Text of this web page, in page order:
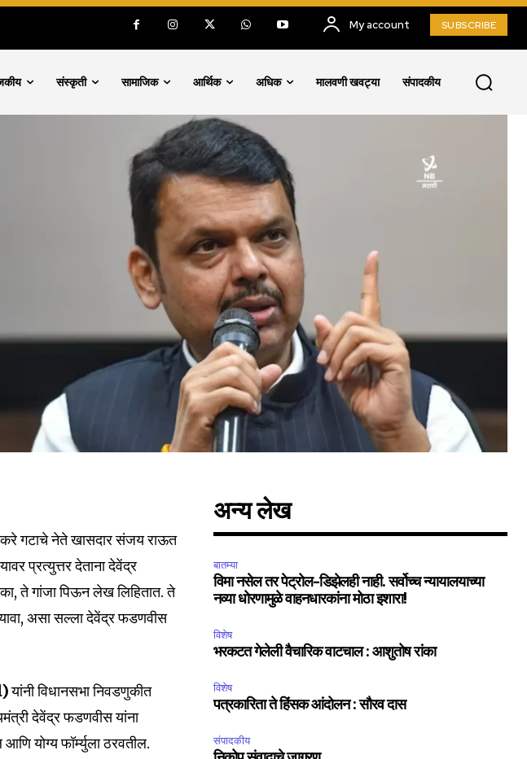
SUBSCRIBE
I've read and accept the
75
Followers
My account SUBSCRIBE
संस्कृती सामाजिक आर्थिक अधिक मालवणी खवट्या संपादकीय
गटाचे नेते खासदार संजय राऊत
प्रत्युत्तर देताना देवेंद्र
ते गांजा पिऊन लेख लिहितात. ते
असा सल्ला देवेंद्र फडणवीस
यांनी विधानसभा निवडणुकीत
देवेंद्र फडणवीस यांना
योग्य फॉर्म्युला ठरवतील.
अन्य लेख
बातम्या
विमा नसेल तर पेट्रोल-डिझेलही नाही. सर्वोच्च न्यायालयाच्या
नव्या धोरणामुळे वाहनधारकांना मोठा इशारा!
विशेष
भरकटत गेलेली वैचारिक वाटचाल : आशुतोष रांका
विशेष
पत्रकारिता ते हिंसक आंदोलन : सौरव दास
संपादकीय